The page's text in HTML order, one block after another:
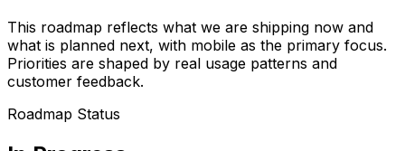
This roadmap reflects what we are shipping now and
what is planned next, with mobile as the primary focus.
Priorities are shaped by real usage patterns and
customer feedback.
Roadmap Status